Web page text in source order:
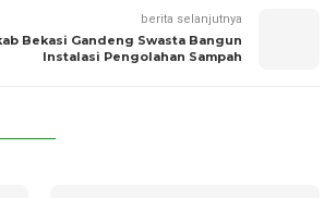
berita selanjutnya
Bekasi Gandeng Swasta Bangun
Instalasi Pengolahan Sampah